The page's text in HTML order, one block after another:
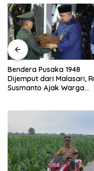
Bendera Pusaka 1948
Dijemput dari Malasari,
Susmanto Ajak Warga